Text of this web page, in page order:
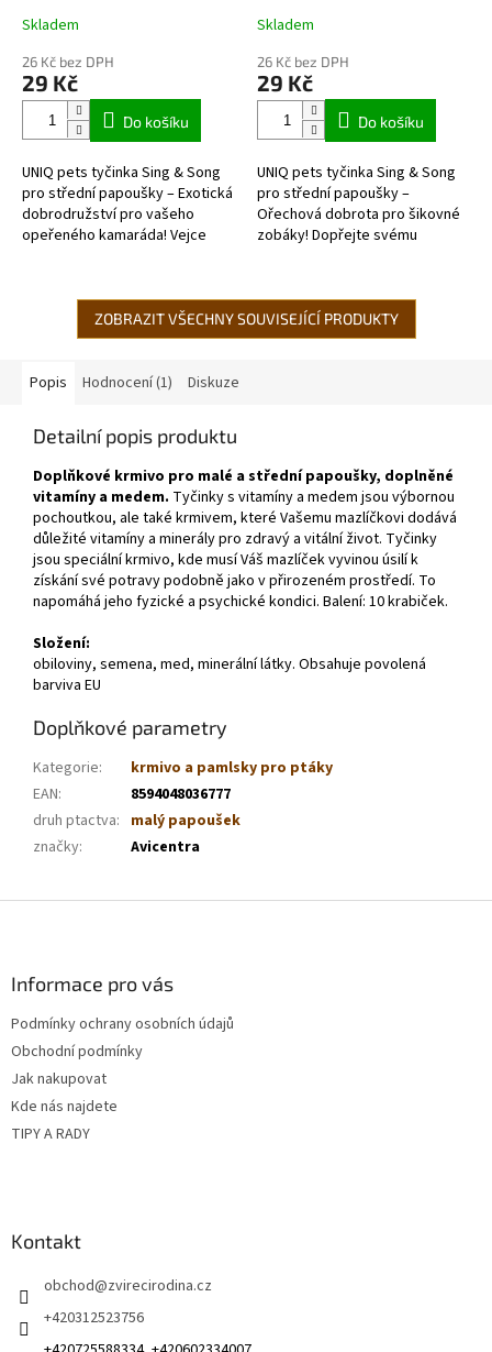
ovoce
Skladem
26 Kč bez DPH
29 Kč
Do košíku
UNIQ pets tyčinka Sing & Song
pro střední papoušky – Exotická
dobrodružství pro vašeho
opeřeného kamaráda! Vejce
Skladem
26 Kč bez DPH
29 Kč
Do košíku
UNIQ pets tyčinka Sing & Song
pro střední papoušky –
Ořechová dobrota pro šikovné
zobáky! Dopřejte svému
novou...
ZOBRAZIT VŠECHNY SOUVISEJÍCÍ PRODUKTY
Popis Hodnocení (1) Diskuze
Detailní popis produktu
Doplňkové krmivo pro malé a střední papoušky, doplněné
vitamíny a medem. Tyčinky s vitamíny a medem jsou výbornou
pochoutkou, ale také krmivem, které Vašemu mazlíčkovi dodává
důležité vitamíny a minerály pro zdravý a vitální život. Tyčinky
jsou speciální krmivo, kde musí Váš mazlíček vyvinou úsilí k
získání své potravy podobně jako v přirozeném prostředí. To
napomáhá jeho fyzické a psychické kondici. Balení: 10 krabiček.
Složení:
obiloviny, semena, med, minerální látky. Obsahuje povolená
barviva EU
Doplňkové parametry
Kategorie:
krmivo a pamlsky pro ptáky
EAN:
8594048036777
druh ptactva: malý papoušek
značky: Avicentra
Informace pro vás
Podmínky ochrany osobních údajů
Obchodní podmínky
Jak nakupovat
Kde nás najdete
TIPY A RADY
Kontakt
obchod@zvirecirodina.cz
+420312523756